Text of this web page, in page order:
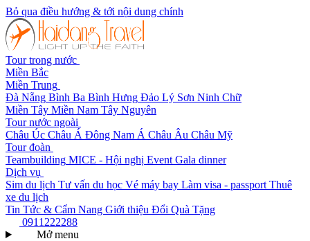
Bỏ qua điều hướng & tới nội dung chính
Tour trong nước
Miền Bắc
Miền Trung
Đà Nẵng Bình Ba Bình Hưng Đảo Lý Sơn Ninh Chữ
Miền Tây Miền Nam Tây Nguyên
Tour nước ngoài
Châu Úc Châu Á Đông Nam Á Châu Âu Châu Mỹ
Tour đoàn
Teambuilding MICE - Hội nghị Event Gala dinner
Dịch vụ
Sim du lịch Tư vấn du học Vé máy bay Làm visa - passport Thuê
xe du lịch
Tin Tức & Cẩm Nang Giới thiệu Đổi Quà Tặng
0911222288
Mở menu